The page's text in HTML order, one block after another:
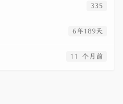
335
6年189天
11 个月前